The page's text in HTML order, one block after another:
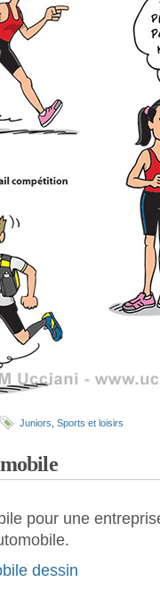
Juniors Sports et loisirs
pour une